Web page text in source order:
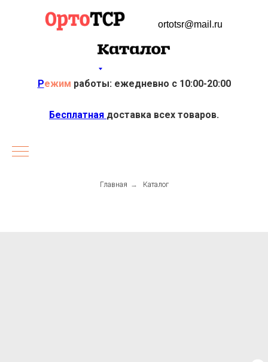
ortotsr@mail.ru
Режим работы: ежедневно с 10:00-20:00
Бесплатная доставка всех товаров.
Главная → Каталог